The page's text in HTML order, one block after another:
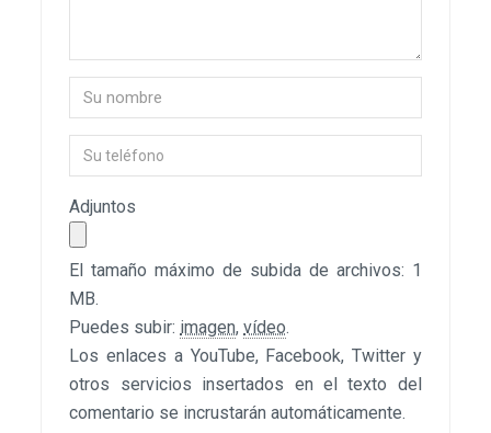
Adjuntos
El tamaño máximo de subida de archivos: 1
MB.
Puedes subir: imagen,vídeo.
Los enlaces a YouTube, Facebook, Twitter y
otros servicios insertados en el texto del
comentario se incrustarán automáticamente.